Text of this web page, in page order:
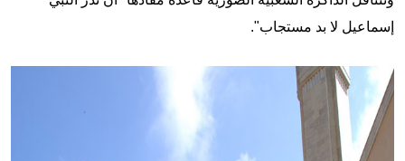
إسماعيل لا بد مستجاب".